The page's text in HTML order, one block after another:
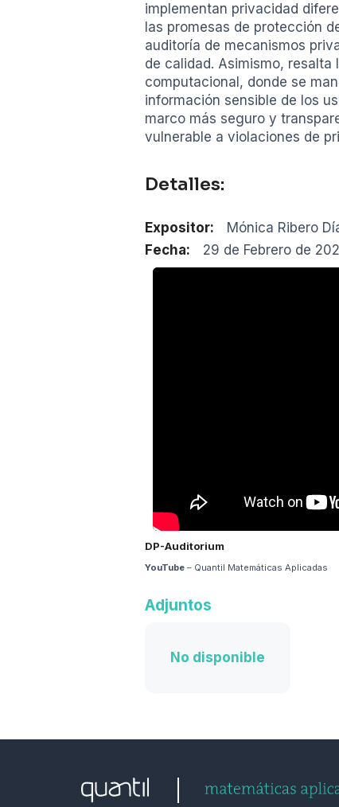
implementan privacidad
las promesas de protección
auditoría de mecanismos
de calidad. Asimismo,
computacional, donde se
información sensible de los
marco más seguro y
vulnerable a violaciones de
Detalles:
Expositor:
Mónica Ribero
Fecha:
29 de Febrero de
DP-Auditorium
YouTube – Quantil Matemáticas Aplicadas
Adjuntos
No disponible